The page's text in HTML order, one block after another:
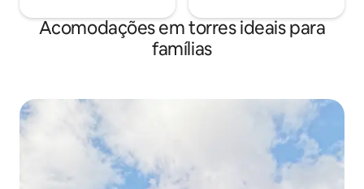
Acomodações em torres ideais para
famílias